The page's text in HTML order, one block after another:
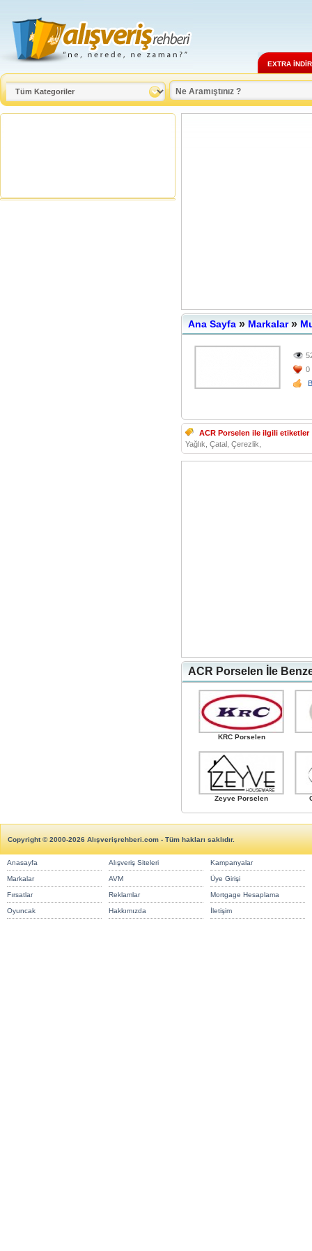
EXTRA
Ana Sayfa » Markalar»
0
ACR Porselen ile ilgili etiketler
Yağlık, Çatal, Çerezlik,
ACR Porselen İle
KRC Porselen
Zeyve Porselen
Copyright © 2000-2026 Alışverişrehberi.com - Tüm hakları saklıdır.
Anasayfa Alışveriş Siteleri Kampanyalar
Markalar AVM Üye Girişi
Fırsatlar Reklamlar Mortgage Hesaplama
Oyuncak Hakkımızda İletişim